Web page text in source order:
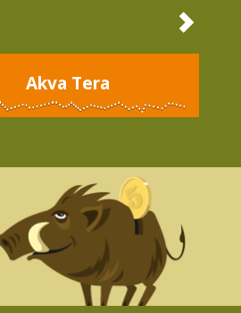
Akva Tera